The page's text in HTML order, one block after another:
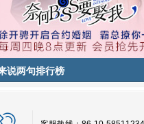
说两句排行榜